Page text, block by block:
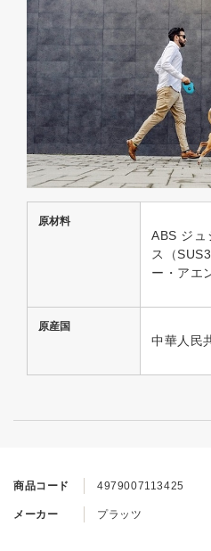
商品コード 4979007113425
メーカー プラッツ
原材料
ABS ジュ
ス（
ー・アエ
原産国
中華人民